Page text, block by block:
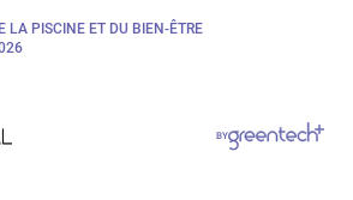
LA PISCINE ET DU BIEN-ÊTRE
Paragraphes
BY